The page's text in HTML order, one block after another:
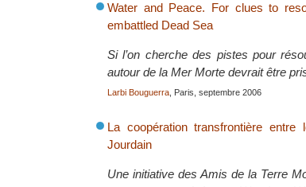
Water and Peace. For clues to
embattled Dead Sea
Si l’on cherche des pistes pour
autour de la Mer Morte devrait être
Larbi Bouguerra , Paris, septembre 2006
La coopération transfrontière
Jourdain
Une initiative des Amis de la Terre